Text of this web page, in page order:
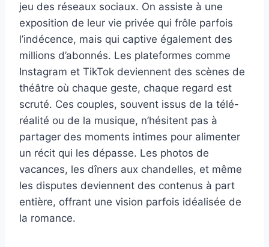
jeu des réseaux sociaux. On assiste à une
exposition de leur vie privée qui frôle parfois
l’indécence, mais qui captive également des
millions d’abonnés. Les plateformes comme
Instagram et TikTok deviennent des scènes de
théâtre où chaque geste, chaque regard est
scruté. Ces couples, souvent issus de la télé-
réalité ou de la musique, n’hésitent pas à
partager des moments intimes pour alimenter
un récit qui les dépasse. Les photos de
vacances, les dîners aux chandelles, et même
les disputes deviennent des contenus à part
entière, offrant une vision parfois idéalisée de
la romance.